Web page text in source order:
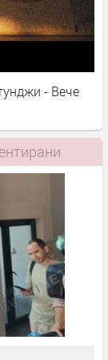
- Вече